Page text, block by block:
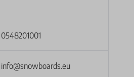
0548201001
info@snowboards.eu